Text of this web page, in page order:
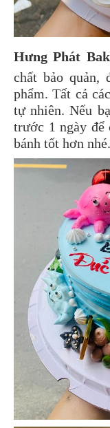
Hưng Phát
chất bảo quản,
phẩm. Tất cả
tự nhiên. Nếu
trước 1 ngày để
bánh tốt hơn nhé.